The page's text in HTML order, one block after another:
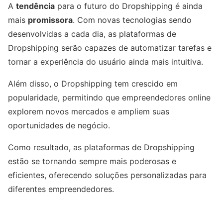
A tendência para o futuro do Dropshipping é ainda
mais promissora. Com novas tecnologias sendo
desenvolvidas a cada dia, as plataformas de
Dropshipping serão capazes de automatizar tarefas e
tornar a experiência do usuário ainda mais intuitiva.
Além disso, o Dropshipping tem crescido em
popularidade, permitindo que empreendedores online
explorem novos mercados e ampliem suas
oportunidades de negócio.
Como resultado, as plataformas de Dropshipping
estão se tornando sempre mais poderosas e
eficientes, oferecendo soluções personalizadas para
diferentes empreendedores.